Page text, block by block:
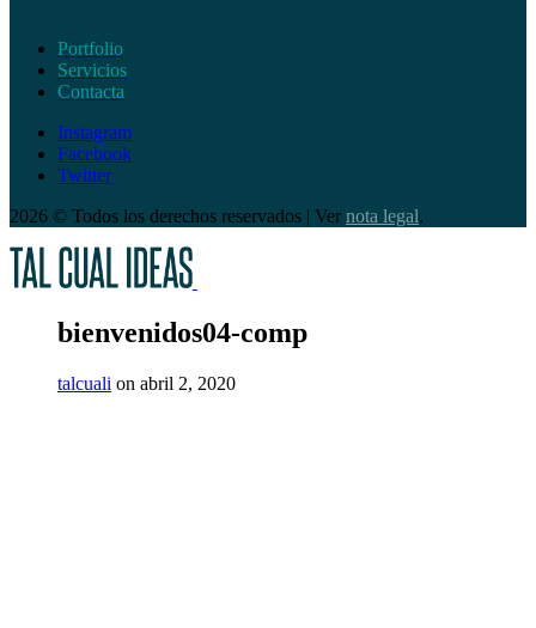
Portfolio
Servicios
Contacta
Instagram
Facebook
Twitter
2026 © Todos los derechos reservados | Ver nota legal.
bienvenidos04-comp
talcuali on abril 2, 2020